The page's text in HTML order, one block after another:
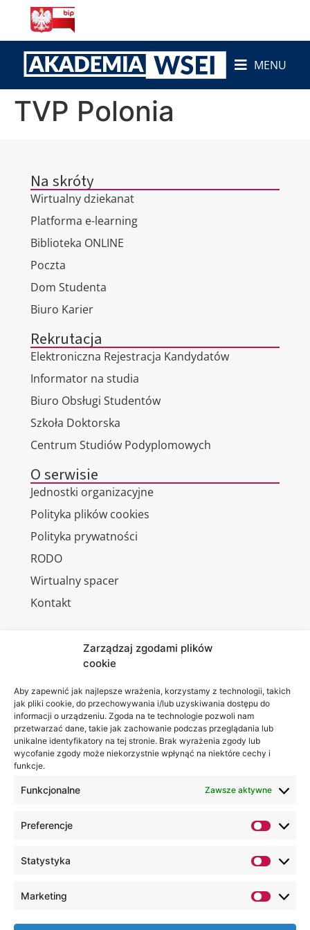
Zarządzaj zgodami plików
cookie
Aby zapewnić jak najlepsze wrażenia, korzystamy z technologii, takich
jak pliki cookie, do przechowywania i/lub uzyskiwania dostępu do
informacji o urządzeniu. Zgoda na te technologie pozwoli nam
przetwarzać dane, takie jak zachowanie podczas przeglądania lub
unikalne identyfikatory na tej stronie. Brak wyrażenia zgody lub
wycofanie zgody może niekorzystnie wpłynąć na niektóre cechy i
funkcje.
Funkcjonalne Zawsze aktywne
Preferencje
Statystyka
Marketing
MENU
TVP Polonia
Na skróty
Wirtualny dziekanat
Platforma e-learning
Biblioteka ONLINE
Poczta
Dom Studenta
Biuro Karier
Rekrutacja
Elektroniczna Rejestracja Kandydatów
Informator na studia
Biuro Obsługi Studentów
Szkoła Doktorska
Centrum Studiów Podyplomowych
O serwisie
Jednostki organizacyjne
Polityka plików cookies
Polityka prywatności
RODO
Wirtualny spacer
Kontakt
Akademia
WSEI
ul.
Projektowa
4